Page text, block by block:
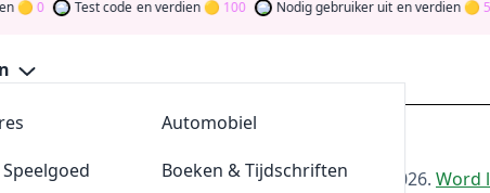
Test code en verdien 100 Nodig gebruiker uit en verdien 500
AllesvoorBBQ
De Klompengigant
Automobiel
Boeken & Tijdschriften
voor de beste Primera-aanbiedingen van aug 2026. Word